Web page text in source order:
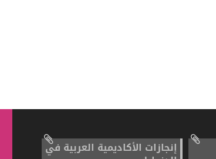
إنجازات الأكاديمية العربية في